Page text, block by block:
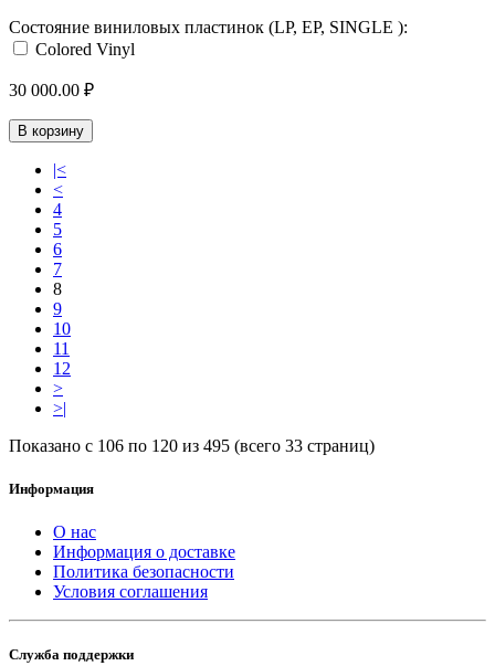
Состояние виниловых пластинок (LP, EP, SINGLE ):
Colored Vinyl
30 000.00 ₽
В корзину
|<
<
4
5
6
7
8
9
10
11
12
>
>|
Показано с 106 по 120 из 495 (всего 33 страниц)
Информация
О нас
Информация о доставке
Политика безопасности
Условия соглашения
Служба поддержки